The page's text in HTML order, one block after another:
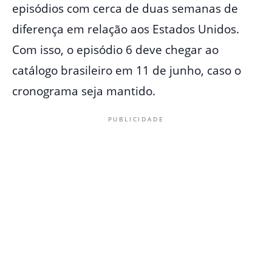
episódios com cerca de duas semanas de
diferença em relação aos Estados Unidos.
Com isso, o episódio 6 deve chegar ao
catálogo brasileiro em 11 de junho, caso o
cronograma seja mantido.
PUBLICIDADE